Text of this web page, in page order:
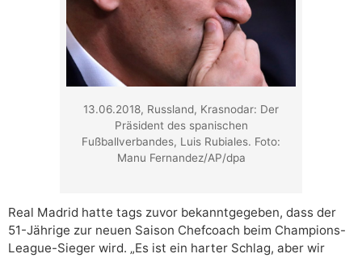
13.06.2018, Russland, Krasnodar: Der
Präsident des spanischen
Fußballverbandes, Luis Rubiales. Foto:
Manu Fernandez/AP/dpa
Real Madrid hatte tags zuvor bekanntgegeben, dass der
51-Jährige zur neuen Saison Chefcoach beim Champions-
League-Sieger wird. „Es ist ein harter Schlag, aber wir